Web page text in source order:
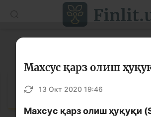
Мақолалар
Ўқув қўлланмалар
Луғат
Луғат
Махсус қарз олиш
13 Окт 2020 19:46
Махсус қарз олиш ҳуқуқи